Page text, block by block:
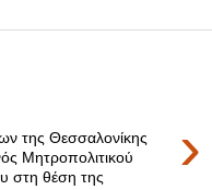
›
της Θεσσαλονίκης
Μητροπολιτικού
στη θέση της